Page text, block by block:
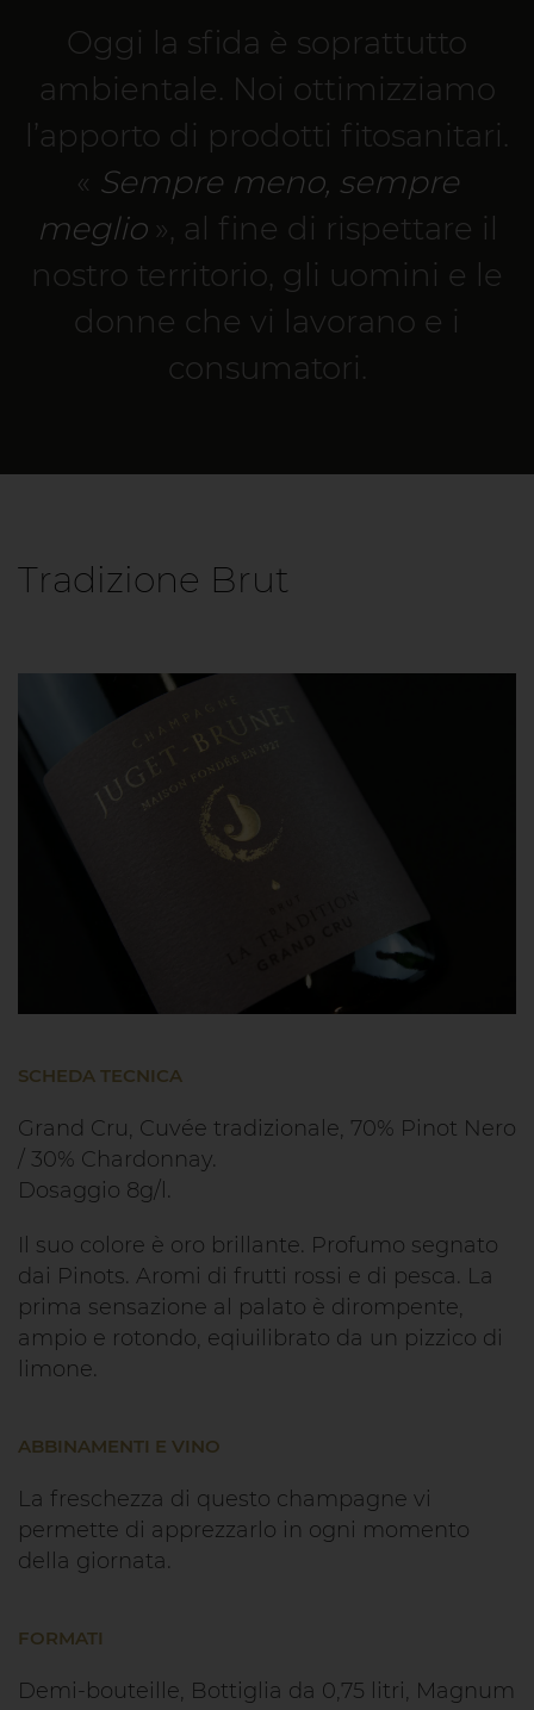
Oggi la sfida è soprattutto
ambientale. Noi ottimizziamo
l’apporto di prodotti fitosanitari.
« Sempre meno, sempre
meglio», al fine di rispettare il
nostro territorio, gli uomini e le
donne che vi lavorano e i
consumatori.
Tradizione Brut
SCHEDA TECNICA
Grand Cru, Cuvée tradizionale, 70% Pinot Nero
/ 30% Chardonnay.
Dosaggio 8g/l.
Il suo colore è oro brillante. Profumo segnato
dai Pinots. Aromi di frutti rossi e di pesca. La
prima sensazione al palato è dirompente,
ampio e rotondo, eqiuilibrato da un pizzico di
limone.
ABBINAMENTI E VINO
La freschezza di questo champagne vi
permette di apprezzarlo in ogni momento
della giornata.
FORMATI
Demi-bouteille, Bottiglia da 0,75 litri, Magnum